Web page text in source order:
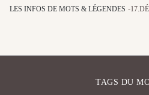
LES INFOS DE MOTS & LÉGENDES
TAGS DU